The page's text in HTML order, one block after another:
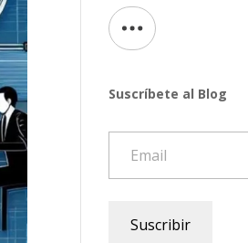
Suscríbete al Blog
Suscribir